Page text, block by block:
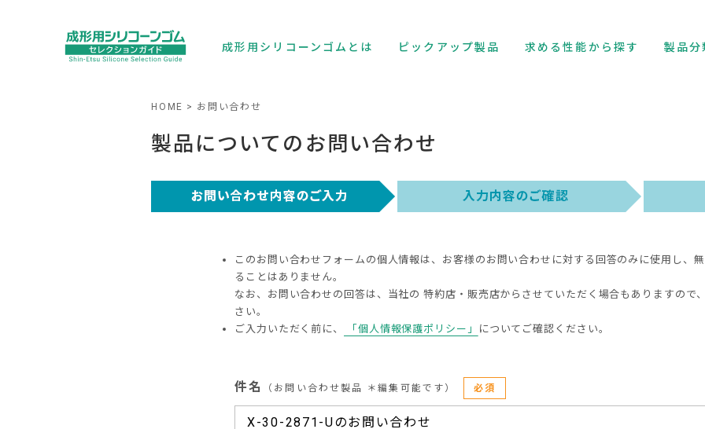
成形用シリコーンゴムとは ピックアップ製品 求める性能から探す 製品分
HOME お問い合わせ
製品についてのお問い合わせ
このお問い合わせフォームの個人情報は、お客様のお問い合わせに対する回答のみに使用し、
ることはありません。
なお、お問い合わせの回答は、当社の 特約店・販売店からさせていただく場合もありますので
さい。
ご入力いただく前に、
「個人情報保護ポリシー」 についてご確認ください。
件名 （お問い合わせ製品 ＊編集可能です） 必須